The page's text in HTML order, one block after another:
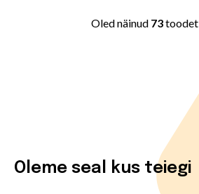
Oled näinud 73toodet
Oleme seal kus teiegi